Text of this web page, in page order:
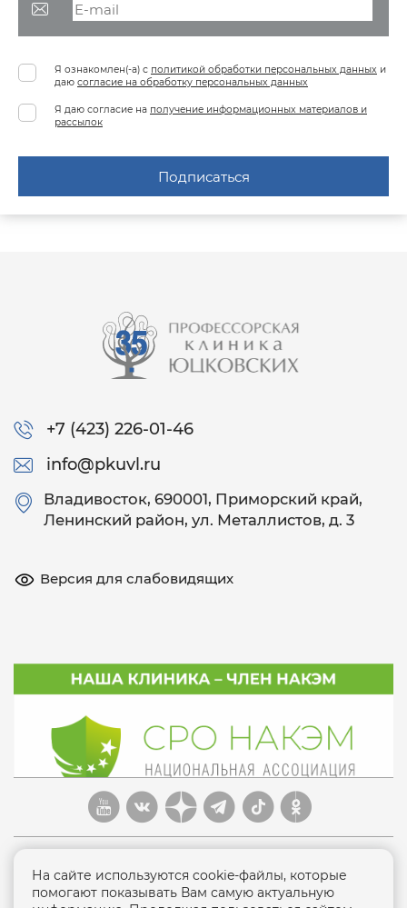
Я ознакомлен(-а) с политикой обработки персональных данных и
даю согласие на обработку персональных данных
Я даю согласие на получение информационных материалов и
рассылок
Подписаться
+7 (423) 226-01-46
info@pkuvl.ru
Владивосток, 690001, Приморский край,
Ленинский район, ул. Металлистов, д. 3
Версия для слабовидящих
На сайте используются cookie-файлы, которые
помогают показывать Вам самую актуальную